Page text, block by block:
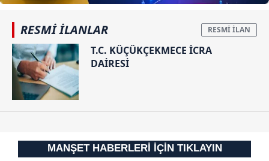
RESMİ İLANLAR
T.C. KÜÇÜKÇEKMECE İCRA
DAİRESİ
MANŞET HABERLERİ İÇİN TIKLAYIN